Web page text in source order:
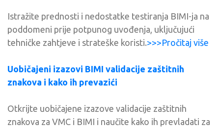
Istražite prednosti i nedostatke testiranja BIMI-ja na
poddomeni prije potpunog uvođenja, uključujući
tehničke zahtjeve i strateške koristi.>>>Pročitaj više
Uobičajeni izazovi BIMI validacije zaštitnih
znakova i kako ih prevazići
Otkrijte uobičajene izazove validacije zaštitnih
znakova za VMC i BIMI i naučite kako ih prevladati za